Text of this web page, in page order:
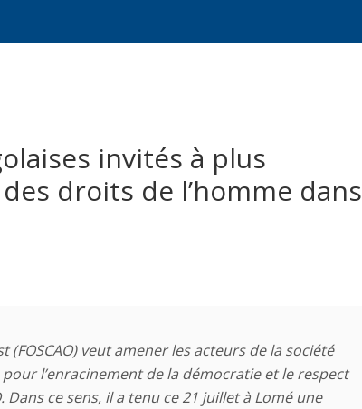
invités à plus
droits de l’homme dans
(FOSCAO) veut amener les acteurs de la société
l’enracinement de la démocratie et le respect
Dans ce sens, il a tenu ce 21 juillet à Lomé une